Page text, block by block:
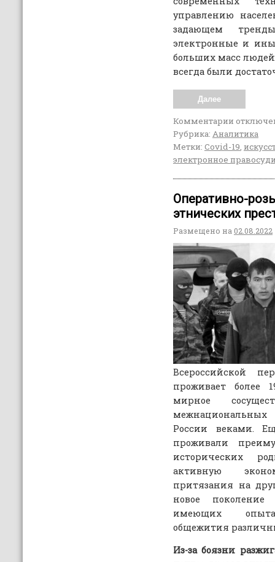
управлению
задающем
электронные и
больших масс
всегда были
Далее
Комментарии
Рубрика: Аналитика
Метки: Covid-19,
электронное
Оперативно-
этнических
Размещено на 02.08.2022
Всероссийской
проживает более
мирное
России веками.
проживали
исторических
активную
притязания на
новое
имеющих опыта
общежития
Из-за боязни